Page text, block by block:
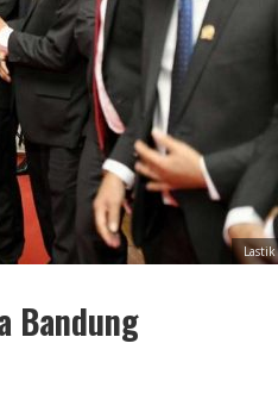
Bandung